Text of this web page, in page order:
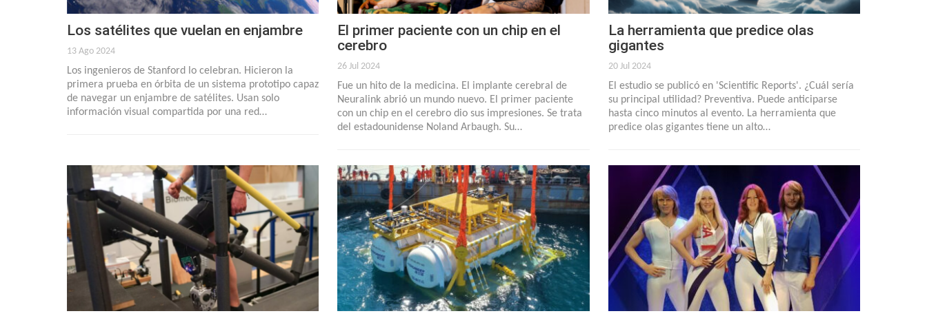
Los satélites que vuelan en enjambre
13 Ago 2024
Los ingenieros de Stanford lo celebran. Hicieron la
primera prueba en órbita de un sistema prototipo capaz
de navegar un enjambre de satélites. Usan solo
información visual compartida por una red…
El primer paciente con un chip en el
cerebro
26 Jul 2024
Fue un hito de la medicina. El implante cerebral de
Neuralink abrió un mundo nuevo. El primer paciente
con un chip en el cerebro dio sus impresiones. Se trata
del estadounidense Noland Arbaugh. Su…
La herramienta que predice olas
gigantes
20 Jul 2024
El estudio se publicó en 'Scientific Reports'. ¿Cuál sería
su principal utilidad? Preventiva. Puede anticiparse
hasta cinco minutos al evento. La herramienta que
predice olas gigantes tiene un alto…